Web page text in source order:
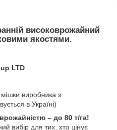
високоврожайний
якостями.
LTD
мішки виробника з
в Україні)
– до 80 т/га!
вибір для тих, хто цінує